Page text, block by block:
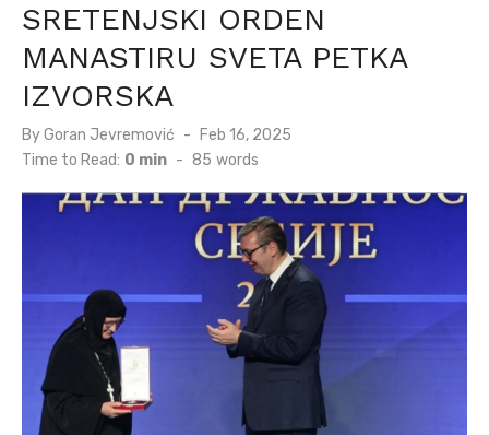
SRETENJSKI ORDEN
MANASTIRU SVETA PETKA
IZVORSKA
ByGoran Jevremović
Posted
on
Feb 16, 2025
Time to Read: 0 min - 85 words